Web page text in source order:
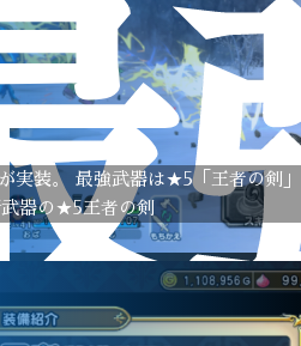
実装。 最強武器は★5「王者の剣」
器の★5王者の剣